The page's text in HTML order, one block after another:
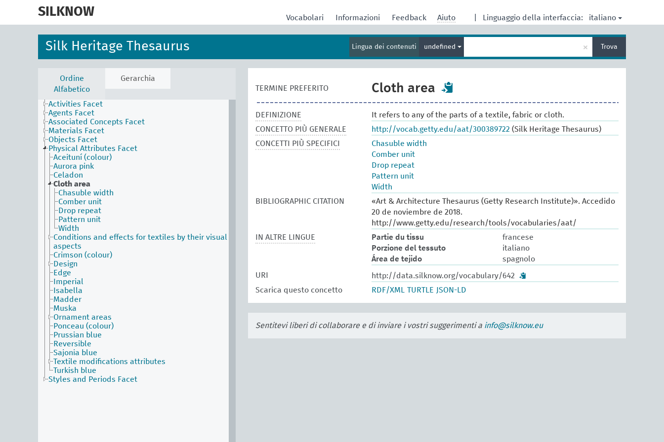
SILKNOW Linguaggio della interfaccia: italiano
Vocabolari Informazioni Feedback Aiuto
Silk Heritage Thesaurus Lingua dei contenuti undefined
termine
per
× Trova
Ordine
Alfabetico
Gerarchia
Activities Facet
Agents Facet
Associated Concepts Facet
Materials Facet
Objects Facet
Physical Attributes Facet
Aceituní (colour)
Aurora pink
Celadon
Cloth area
Chasuble width
Comber unit
Drop repeat
Pattern unit
Width
Conditions and effects for textiles by their visual
aspects
Crimson (colour)
Design
Edge
Imperial
Isabella
Madder
Muska
Ornament areas
Ponceau (colour)
Prussian blue
Reversible
Sajonia blue
Textile modifications attributes
Turkish blue
Styles and Periods Facet
TERMINE PREFERITO Cloth area
DEFINIZIONE
It refers to any of the parts of a textile, fabric or cloth.
CONCETTO PIÙ GENERALE
http://vocab.getty.edu/aat/300389722 (Silk Heritage Thesaurus)
CONCETTI PIÙ SPECIFICI
Chasuble width
Comber unit
Drop repeat
Pattern unit
Width
BIBLIOGRAPHIC CITATION
«Art & Architecture Thesaurus (Getty Research Institute)». Accedido
20 de noviembre de 2018.
http://www.getty.edu/research/tools/vocabularies/aat/
IN ALTRE LINGUE
Partie du tissu
francese
Porzione del tessuto
italiano
Área de tejido
spagnolo
URI
http://data.silknow.org/vocabulary/642
Scarica questo concetto
RDF/XML TURTLE JSON-LD
Sentitevi liberi di collaborare e di inviare i vostri suggerimenti a info@silknow.eu